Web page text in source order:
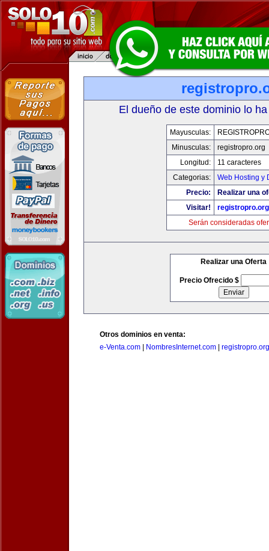
El dueño de este dominio lo
Mayusculas:
Minusculas:
registropro.org
Longitud:
11 caracteres
Categorias:
Web Hosting y
Precio:
Realizar una
Visitar!
registropro.org
Serán consideradas
Realizar una Oferta
Precio Ofrecido $
Otros dominios en venta:
e-Venta.com
NombresInternet.com registropro.org